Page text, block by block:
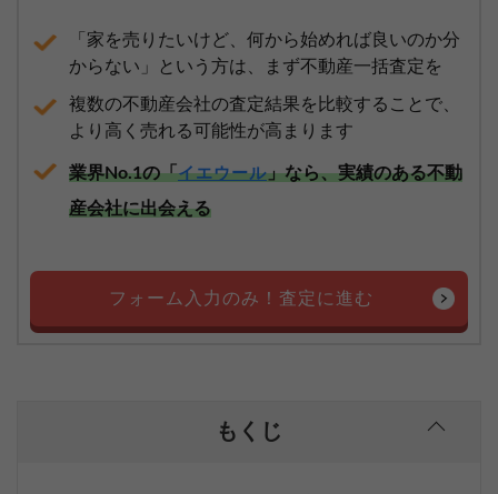
「家を売りたいけど、何から始めれば良いのか分
からない」という方は、まず不動産一括査定を
複数の不動産会社の査定結果を比較することで、
より高く売れる可能性が高まります
業界No.1の「イエウール」なら、実績のある不動
産会社に出会える
フォーム入力のみ！査定に進む
もくじ